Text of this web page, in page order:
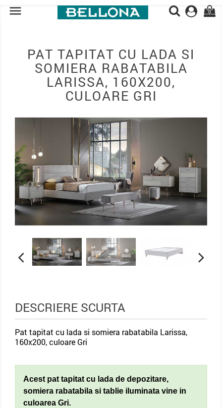
 0
PAT TAPITAT CU LADA SI
SOMIERA RABATABILA
LARISSA, 160X200,
CULOARE GRI
DESCRIERE SCURTA
Pat tapitat cu lada si somiera rabatabila Larissa,
160x200, culoare Gri
Acest pat tapitat cu lada de depozitare,
somiera rabatabila si tablie iluminata vine in
culoarea Gri.